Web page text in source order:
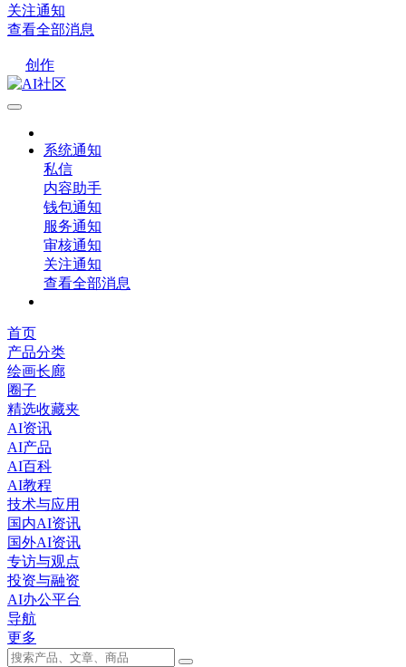
关注通知
查看全部消息
创作
系统通知
私信
内容助手
钱包通知
服务通知
审核通知
关注通知
查看全部消息
首页
产品分类
绘画长廊
圈子
精选收藏夹
AI资讯
AI产品
AI百科
AI教程
技术与应用
国内AI资讯
国外AI资讯
专访与观点
投资与融资
AI办公平台
导航
更多